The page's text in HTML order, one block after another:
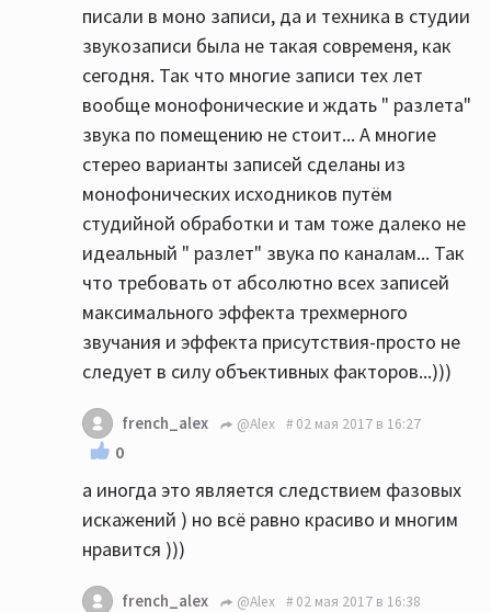
писали в моно записи, да и техника в студии
звукозаписи была не такая современя, как
сегодня. Так что многие записи тех лет
вообще монофонические и ждать " разлета"
звука по помещению не стоит... А многие
стерео варианты записей сделаны из
монофонических исходников путём
студийной обработки и там тоже далеко не
идеальный " разлет" звука по каналам... Так
что требовать от абсолютно всех записей
максимального эффекта трехмерного
звучания и эффекта присутствия-просто не
следует в силу объективных факторов...)))
french_alex @Alex 02 мая 2017 в 16:27
0
а иногда это является следствием фазовых
искажений ) но всё равно красиво и многим
нравится )))
french_alex @Alex 02 мая 2017 в 16:38